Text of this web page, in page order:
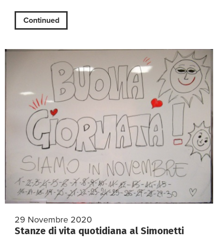
Continued
29 Novembre 2020
Stanze di vita quotidiana al Simonetti